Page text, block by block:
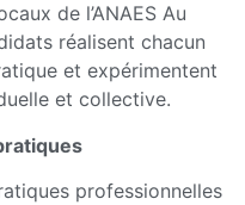
de l’ANAES Au
réalisent chacun
et expérimentent
et collective.
professionnelles